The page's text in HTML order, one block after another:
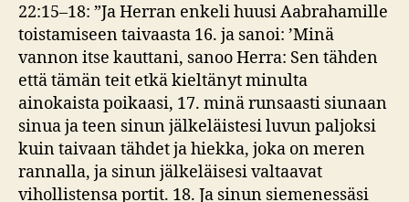
22:15–18: ”Ja Herran enkeli huusi Aabrahamille
toistamiseen taivaasta 16. ja sanoi: ’Minä
vannon itse kauttani, sanoo Herra: Sen tähden
että tämän teit etkä kieltänyt minulta
ainokaista poikaasi, 17. minä runsaasti siunaan
sinua ja teen sinun jälkeläistesi luvun paljoksi
kuin taivaan tähdet ja hiekka, joka on meren
rannalla, ja sinun jälkeläisesi valtaavat
vihollistensa portit. 18. Ja sinun siemenessäsi